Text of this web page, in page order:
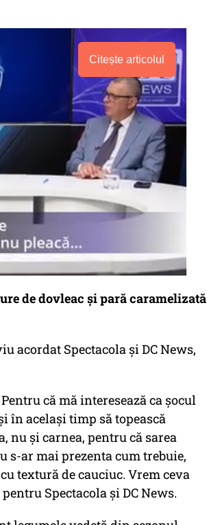
Citește articolul
de dovleac și pară caramelizată
acordat Spectacola și DC News,
că mă interesează ca șocul
în același timp să topească
nu și carnea, pentru că sarea
s-ar mai prezenta cum trebuie,
textură de cauciuc. Vrem ceva
Spectacola și DC News.